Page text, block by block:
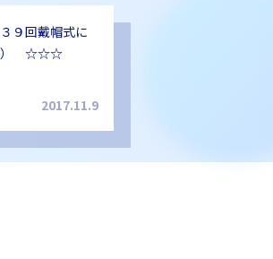
回戴帽式に
） ☆☆☆
2017.11.9